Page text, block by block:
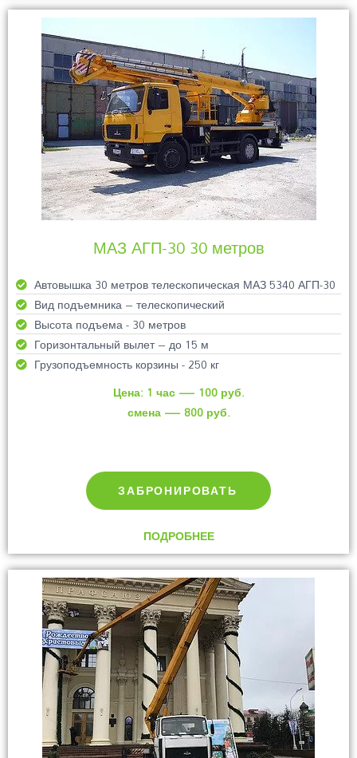
МАЗ АГП-30 30 метров
Автовышка 30 метров телескопическая МАЗ 5340 АГП-30
Вид подъемника – телескопический
Высота подъема - 30 метров
Горизонтальный вылет – до 15 м
Грузоподъемность корзины - 250 кг
Цена: 1 час — 100 руб.
смена — 800 руб.
ЗАБРОНИРОВАТЬ
ПОДРОБНЕЕ